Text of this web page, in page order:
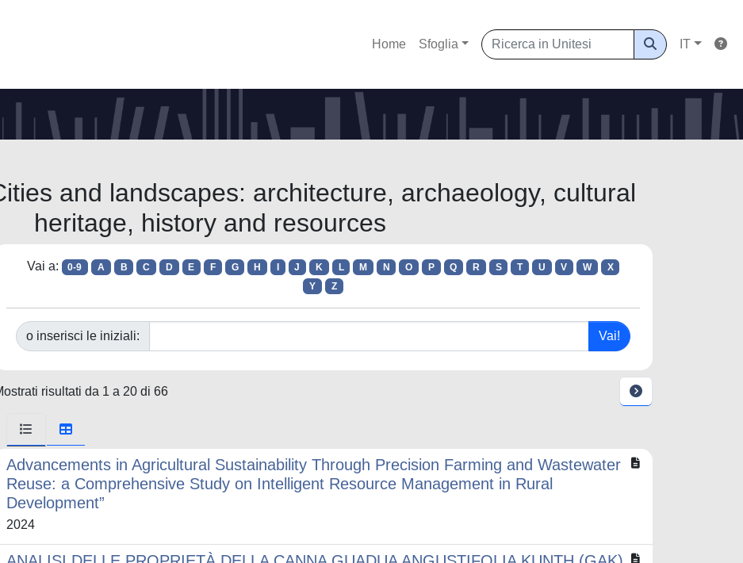
Home Sfoglia IT
and landscapes: architecture, archaeology, cultural
heritage, history and resources
Vai a: 0-9 A B C D E F G H J K L M N O P Q R S T U V W
X
Y
Z
o inserisci le iniziali:
risultati da 1 a 20 di 66
Advancements in Agricultural Sustainability Through Precision Farming and Wastewater
Reuse: a Comprehensive Study on Intelligent Resource Management in Rural
Development”
2024